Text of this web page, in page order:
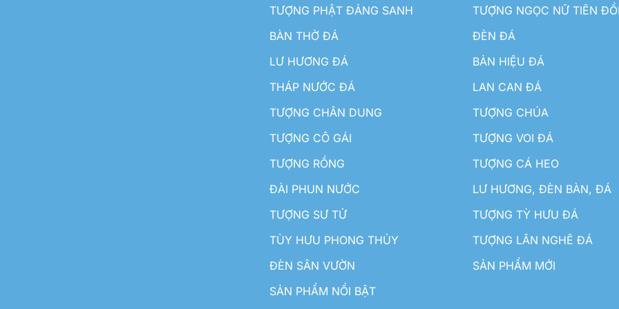
TƯỢNG PHẬT ĐẢNG SANH
TƯỢNG NGỌC NỮ TIÊN
BÀN THỜ ĐÁ
ĐÈN ĐÁ
LƯ HƯƠNG ĐÁ
BẢN HIỆU ĐÁ
THÁP NƯỚC ĐÁ
LAN CAN ĐÁ
TƯỢNG CHÂN DUNG
TƯỢNG CHÚA
TƯỢNG CÔ GÁI
TƯỢNG VOI ĐÁ
TƯỢNG RỒNG
TƯỢNG CÁ HEO
ĐÀI PHUN NƯỚC
LƯ HƯƠNG, ĐÈN BÀN, ĐÁ
TƯỢNG SƯ TỬ
TƯỢNG TỲ HƯU ĐÁ
TÙY HƯU PHONG THỦY
TƯỢNG LÂN NGHÊ ĐÁ
ĐÈN SÂN VƯỜN
SẢN PHẨM MỚI
SẢN PHẨM NỔI BẬT